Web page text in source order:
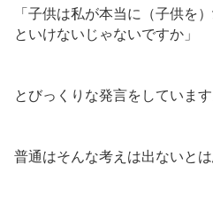
「子供は私が本当に（子供を
といけないじゃないですか」
とびっくりな発言をしています
普通はそんな考えは出ないとは